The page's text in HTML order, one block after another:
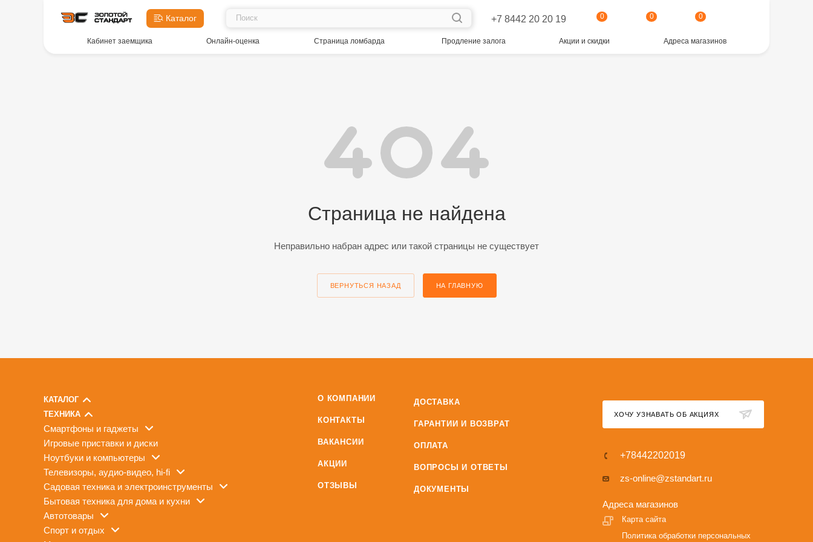
Каталог +7 8442 20 20 19 0 0 0
Кабинет заемщика Онлайн-оценка Страница ломбарда Продление залога Акции и скидки Адреса магазинов
Страница не найдена
Неправильно набран адрес или такой страницы не существует
ВЕРНУТЬСЯ НАЗАД НА ГЛАВНУЮ
КАТАЛОГ
ТЕХНИКА
смартфоны и гаджеты
игровые приставки и диски
ноутбуки и компьютеры
телевизоры, аудио-видео, hi-fi
садовая техника и электроинструменты
бытовая техника для дома и кухни
автотовары
спорт и отдых
О КОМПАНИИ
КОНТАКТЫ
ВАКАНСИИ
АКЦИИ
ОТЗЫВЫ
ДОСТАВКА
ГАРАНТИИ И ВОЗВРАТ
ОПЛАТА
ВОПРОСЫ И ОТВЕТЫ
ДОКУМЕНТЫ
ХОЧУ УЗНАВАТЬ ОБ АКЦИЯХ
+78442202019
zs-online@zstandart.ru
Адреса магазинов
Карта сайта
Политика обработки персональных